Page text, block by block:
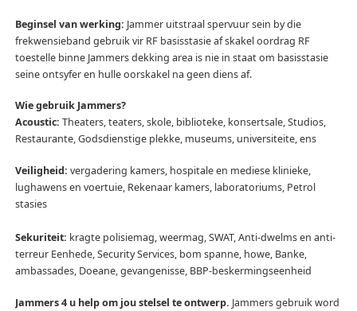
Beginsel van werking: Jammer uitstraal spervuur sein by die
frekwensieband gebruik vir RF basisstasie af skakel oordrag RF
toestelle binne Jammers dekking area is nie in staat om basisstasie
seine ontsyfer en hulle oorskakel na geen diens af.
Wie gebruik Jammers?
Acoustic: Theaters, teaters, skole, biblioteke, konsertsale, Studios,
Restaurante, Godsdienstige plekke, museums, universiteite, ens
Veiligheid: vergadering kamers, hospitale en mediese klinieke,
lughawens en voertuie, Rekenaar kamers, laboratoriums, Petrol
stasies
Sekuriteit: kragte polisiemag, weermag, SWAT, Anti-dwelms en anti-
terreur Eenhede, Security Services, bom spanne, howe, Banke,
ambassades, Doeane, gevangenisse, BBP-beskermingseenheid
Jammers 4 u help om jou stelsel te ontwerp. Jammers gebruik word